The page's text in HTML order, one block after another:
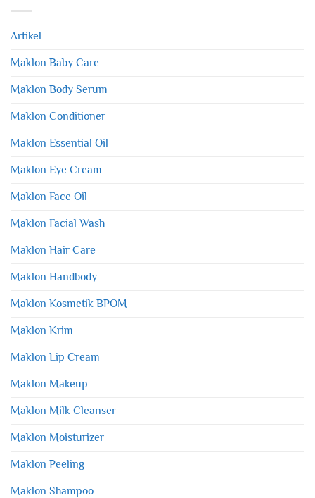
Artikel
Maklon Baby Care
Maklon Body Serum
Maklon Conditioner
Maklon Essential Oil
Maklon Eye Cream
Maklon Face Oil
Maklon Facial Wash
Maklon Hair Care
Maklon Handbody
Maklon Kosmetik BPOM
Maklon Krim
Maklon Lip Cream
Maklon Makeup
Maklon Milk Cleanser
Maklon Moisturizer
Maklon Peeling
Maklon Shampoo